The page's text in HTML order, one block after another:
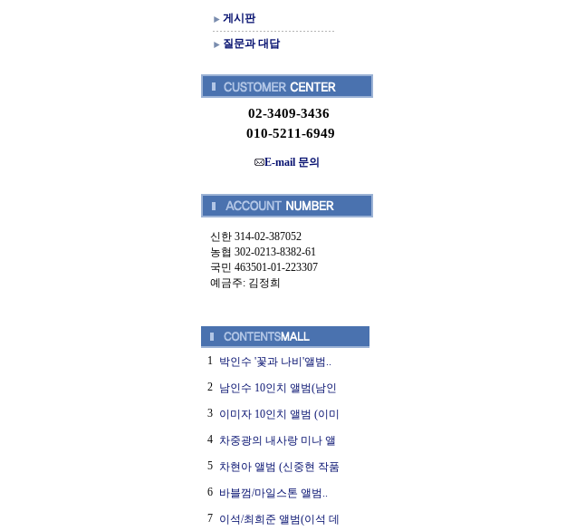
게시판
질문과 대답
02-3409-3436
010-5211-6949
E-mail 문의
신한 314-02-387052
농협 302-0213-8382-61
국민 463501-01-223307
예금주: 김정희
1 박인수 '꽃과 나비'앨범..
2 남인수 10인치 앨범(남인
3 이미자 10인치 앨범 (이미
4 차중광의 내사랑 미나 앨
5 차현아 앨범 (신중현 작품
6 바블껌/마일스톤 앨범..
7 이석/최희준 앨범(이석 데